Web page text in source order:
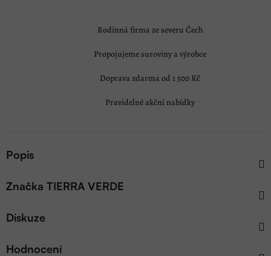
Rodinná firma ze severu Čech
Propojujeme suroviny a výrobce
Doprava zdarma od 1 500 Kč
Pravidelné akční nabídky
Popis
Značka TIERRA VERDE
Diskuze
Hodnocení